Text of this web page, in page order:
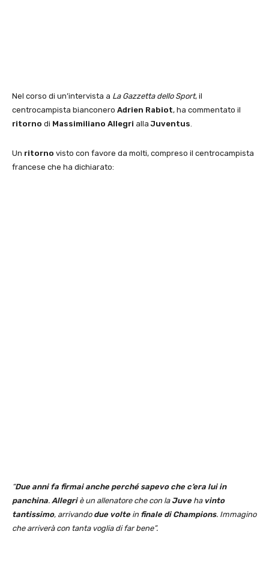
Nel corso di un’intervista a La Gazzetta dello Sport, il
centrocampista bianconero Adrien Rabiot, ha commentato il
ritorno di Massimiliano Allegri allaJuventus.
Un ritorno visto con favore da molti, compreso il centrocampista
francese che ha dichiarato:
“Due anni fa firmai anche perché sapevo che c’era lui in
panchina. Allegriè un allenatore che con la Juve ha vinto
tantissimo, arrivando due volte in finale di Champions. Immagino
che arriverà con tanta voglia di far bene”.